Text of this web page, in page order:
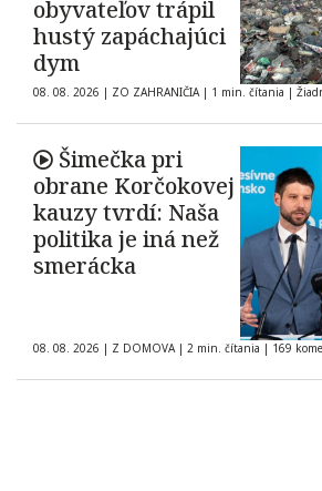
obyvateľov trápil
hustý zapáchajúci
dym
08. 08. 2026 | ZO ZAHRANIČIA | 1 min. čítania |
Šimečka pri
obrane Korčokovej
kauzy tvrdí: Naša
politika je iná než
smerácka
08. 08. 2026 | Z DOMOVA | 2 min. čítania | 169